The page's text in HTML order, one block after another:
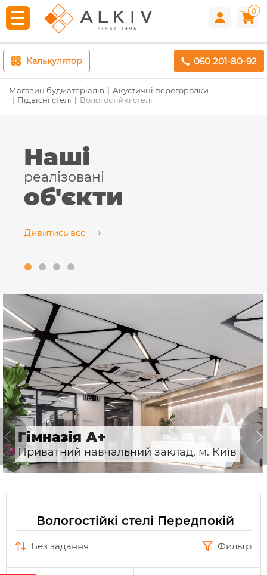
0
Калькулятор 050 201-80-92
Магазин будматеріалів
Акустичні перегородки
Підвісні стелі
Вологостійкі стелі
Наші
реалізовані
об'єкти
Дивитись все ⟶
Гімназія А+
Приватний навчальний заклад, м. Київ
Вологостійкі стелі Передпокій
без задання Фильтр